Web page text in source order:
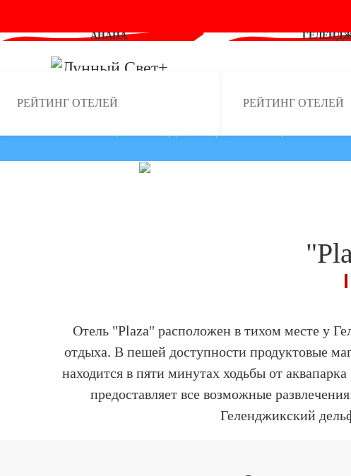
Skip to main content
АНАПА
РЕЙТИНГ ОТЕЛЕЙ РЕЙТИНГ ОТЕЛЕЙ
Отель "Plaza" расположен в тихом месте у
отдыха. В пешей доступности продуктовые
находится в пяти минутах ходьбы от
предоставляет все возможные
Геленджикский